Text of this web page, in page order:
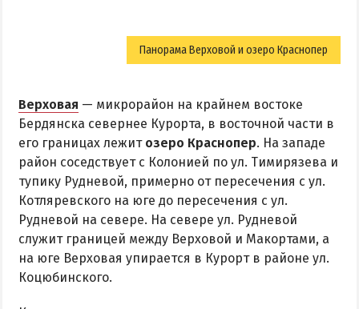
Панорама Верховой и озеро Краснопер
Верховая — микрорайон на крайнем востоке
Бердянска севернее Курорта, в восточной части в
его границах лежит озеро Краснопер. На западе
район соседствует с Колонией по ул. Тимирязева и
тупику Рудневой, примерно от пересечения с ул.
Котляревского на юге до пересечения с ул.
Рудневой на севере. На севере ул. Рудневой
служит границей между Верховой и Макортами, а
на юге Верховая упирается в Курорт в районе ул.
Коцюбинского.